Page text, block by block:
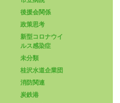
後援会関係
政策思考
新型コロナウイ
ルス感染症
未分類
桂沢水道企業団
消防関連
炭鉄港